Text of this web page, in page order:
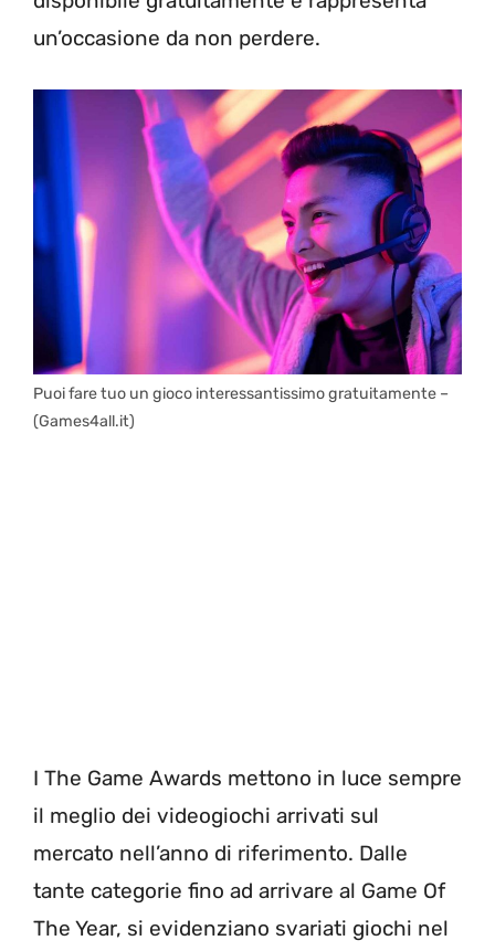
un’occasione da non perdere.
Puoi fare tuo un gioco interessantissimo gratuitamente –
(Games4all.it)
I The Game Awards mettono in luce sempre
il meglio dei videogiochi arrivati sul
mercato nell’anno di riferimento. Dalle
tante categorie fino ad arrivare al Game Of
The Year, si evidenziano svariati giochi nel